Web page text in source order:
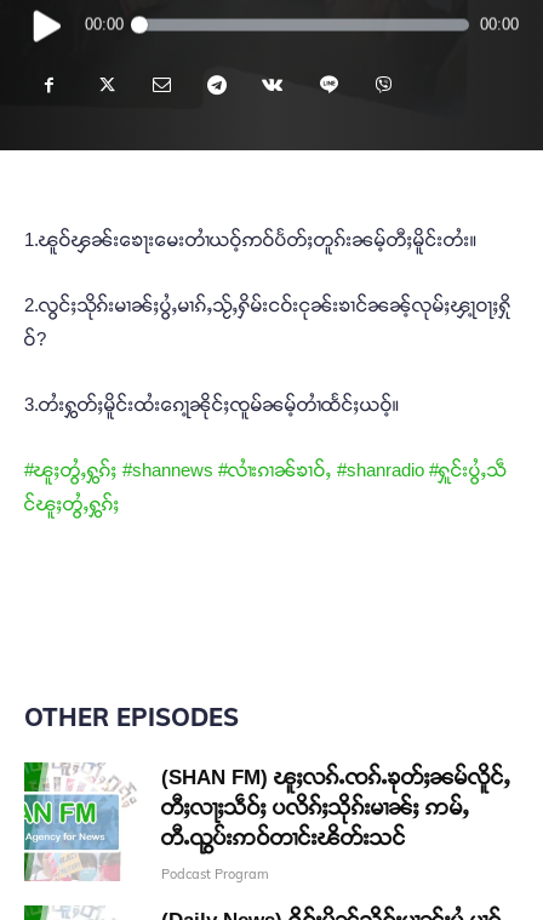
Audio
Player
00:00 00:00
1.ၽူဝ်ၾၼ်းၶေႃးမေးတၢႆယဝ့်ဢဝ်ပႅတ်ႈတူၵ်းၼမ့်တီႈမိူင်းတႆး။
2.လွင်ႈသိုၵ်းမၢၼ်ႈပွႆႇမၢၵ်ႇသႂ်ႇႁိမ်းငဝ်းငုၼ်းၶၢင်ၼၼ့်လုမ်ႈၾႃ့ဝႃႈႁို
ဝ်?
3.တႆးႁွတ်ႈမိူင်းထႆးၵေႃ့ၼိုင်ႈၸူမ်ၼမ့်တၢႆထႅင်ႈယဝ့်။
#ၽူႈတွႆႇႁွၵ်ႈ #shannews #လၢႆးၵၢၼ်ၶၢဝ်ႇ #shanradio #ႁူင်းပွႆႇသဵ
င်ၽူႈတွႆႇႁွၵ်ႈ
OTHER EPISODES
(SHAN FM) ၽူႈလၵ်ႉၸၵ်ႉၶုတ်ႈၼမ်လိူင်ႇ
တီႈလႃႈသဵဝ်ႈ ပလိၵ်ႈသိုၵ်းမၢၼ်ႈ ဢမ်ႇ
တီႉၺွပ်းဢဝ်တၢင်းၽိတ်းသင်
Podcast Program